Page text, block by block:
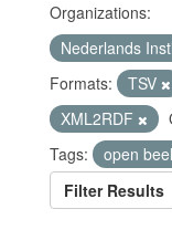
Organizations:
Nederlands
Formats:
TSV
XML2RDF
Tags:
open
Filter Results